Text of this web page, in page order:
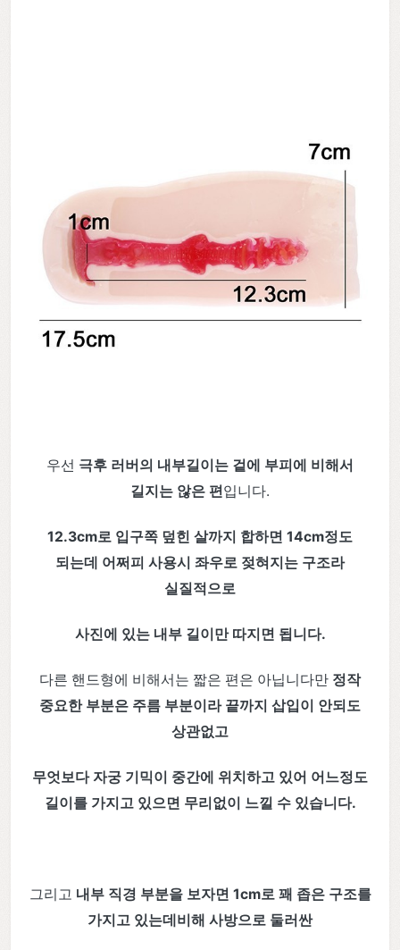
우선 극후 러버의 내부길이는 겉에 부피에 비해서
길지는 않은 편입니다.
12.3cm로 입구쪽 덮힌 살까지 합하면 14cm정도
되는데 어쩌피 사용시 좌우로 젖혀지는 구조라
실질적으로
사진에 있는 내부 길이만 따지면 됩니다.
다른 핸드형에 비해서는 짧은 편은 아닙니다만 정작
중요한 부분은 주름 부분이라 끝까지 삽입이 안되도
상관없고
무엇보다 자궁 기믹이 중간에 위치하고 있어 어느정도
길이를 가지고 있으면 무리없이 느낄 수 있습니다.
그리고 내부 직경 부분을 보자면 1cm로 꽤 좁은 구조를
가지고 있는데비해 사방으로 둘러싼